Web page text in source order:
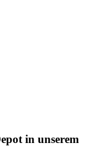
in unserem